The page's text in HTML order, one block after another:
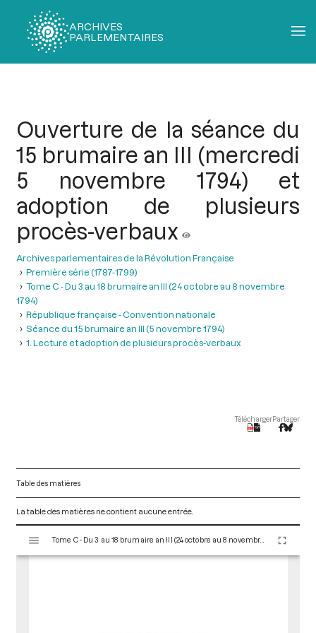
ARCHIVES
PARLEMENTAIRES
Ouverture de la séance du
15 brumaire an III (mercredi
5 novembre 1794) et
adoption de plusieurs
procès-verbaux
Archives parlementaires de la Révolution Française
Première série (1787-1799)
Tome C - Du 3 au 18 brumaire an III (24 octobre au 8 novembre
1794)
République française - Convention nationale
Séance du 15 brumaire an III (5 novembre 1794)
1. Lecture et adoption de plusieurs procès-verbaux
TéléchargerPartager
Table des matières
La table des matières ne contient aucune entrée.
s